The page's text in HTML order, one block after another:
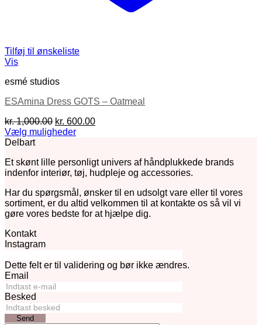
Tilføj til ønskeliste
Vis
esmé studios
ESAmina Dress GOTS – Oatmeal
kr.1,000.00 Den
oprindelige
kr. 1,000.00.
kr. 600.00Den
kr. 600.00.
Vælg muligheder
Dette
har
flere
Mulighederne
kan
vælges
varesiden
Delbart
Et skønt lille personligt univers af håndplukkede brands
indenfor interiør, tøj, hudpleje og accessories.
Har du spørgsmål, ønsker til en udsolgt vare eller til vores
sortiment, er du altid velkommen til at kontakte os så vil vi
gøre vores bedste for at hjælpe dig.
Kontakt
Instagram
Dette felt er til validering og bør ikke ændres.
Email
Besked
Send